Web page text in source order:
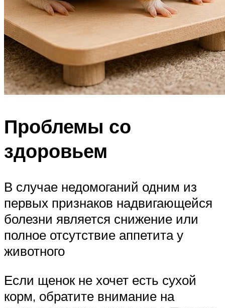
Проблемы со
здоровьем
В случае недомоганий одним из
первых признаков надвигающейся
болезни является снижение или
полное отсутствие аппетита у
животного
Если щенок не хочет есть сухой
корм, обратите внимание на